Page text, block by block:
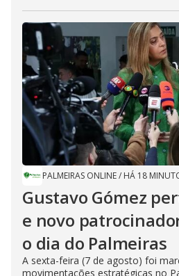
PALMEIRAS ONLINE/ HÁ 18
Gustavo Gómez
e novo
o dia do Palmeiras
A sexta-feira (7 de agosto) foi
movimentações estratégicas no